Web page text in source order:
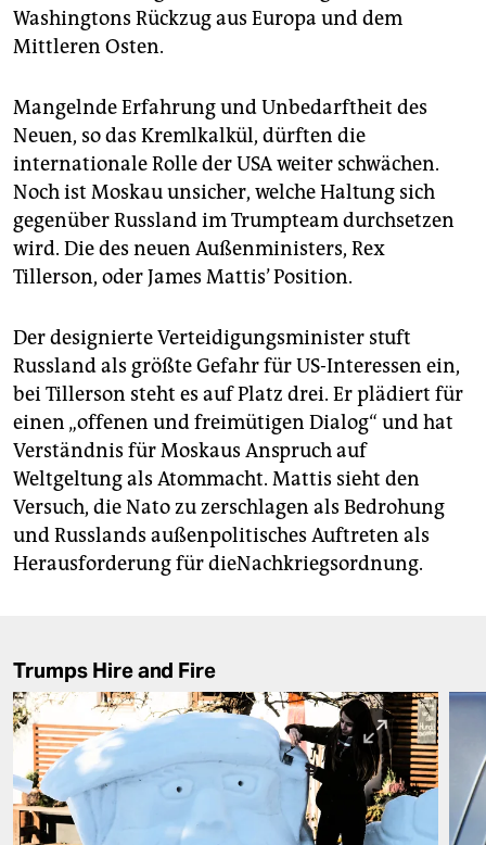
Washingtons Rückzug aus Europa und dem
Mittleren Osten.
Mangelnde Erfahrung und Unbedarftheit des
Neuen, so das Kremlkalkül, dürften die
internationale Rolle der USA weiter schwächen.
Noch ist Moskau unsicher, welche Haltung sich
gegenüber Russland im Trumpteam durchsetzen
wird. Die des neuen Außenministers, Rex
Tillerson, oder James Mattis’ Position.
Der designierte Verteidigungsminister stuft
Russland als größte Gefahr für US-Interessen ein,
bei Tillerson steht es auf Platz drei. Er plädiert für
einen „offenen und freimütigen Dialog“ und hat
Verständnis für Moskaus Anspruch auf
Weltgeltung als Atommacht. Mattis sieht den
Versuch, die Nato zu zerschlagen als Bedrohung
und Russlands außenpolitisches Auftreten als
Herausforderung für dieNachkriegsordnung.
Trumps Hire and Fire